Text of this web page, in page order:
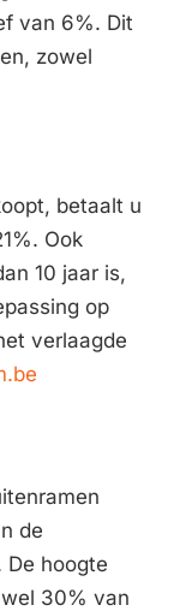
van 6%. Dit
zowel
betaalt u
Ook
10 jaar is,
op
verlaagde
de
De hoogte
30% van